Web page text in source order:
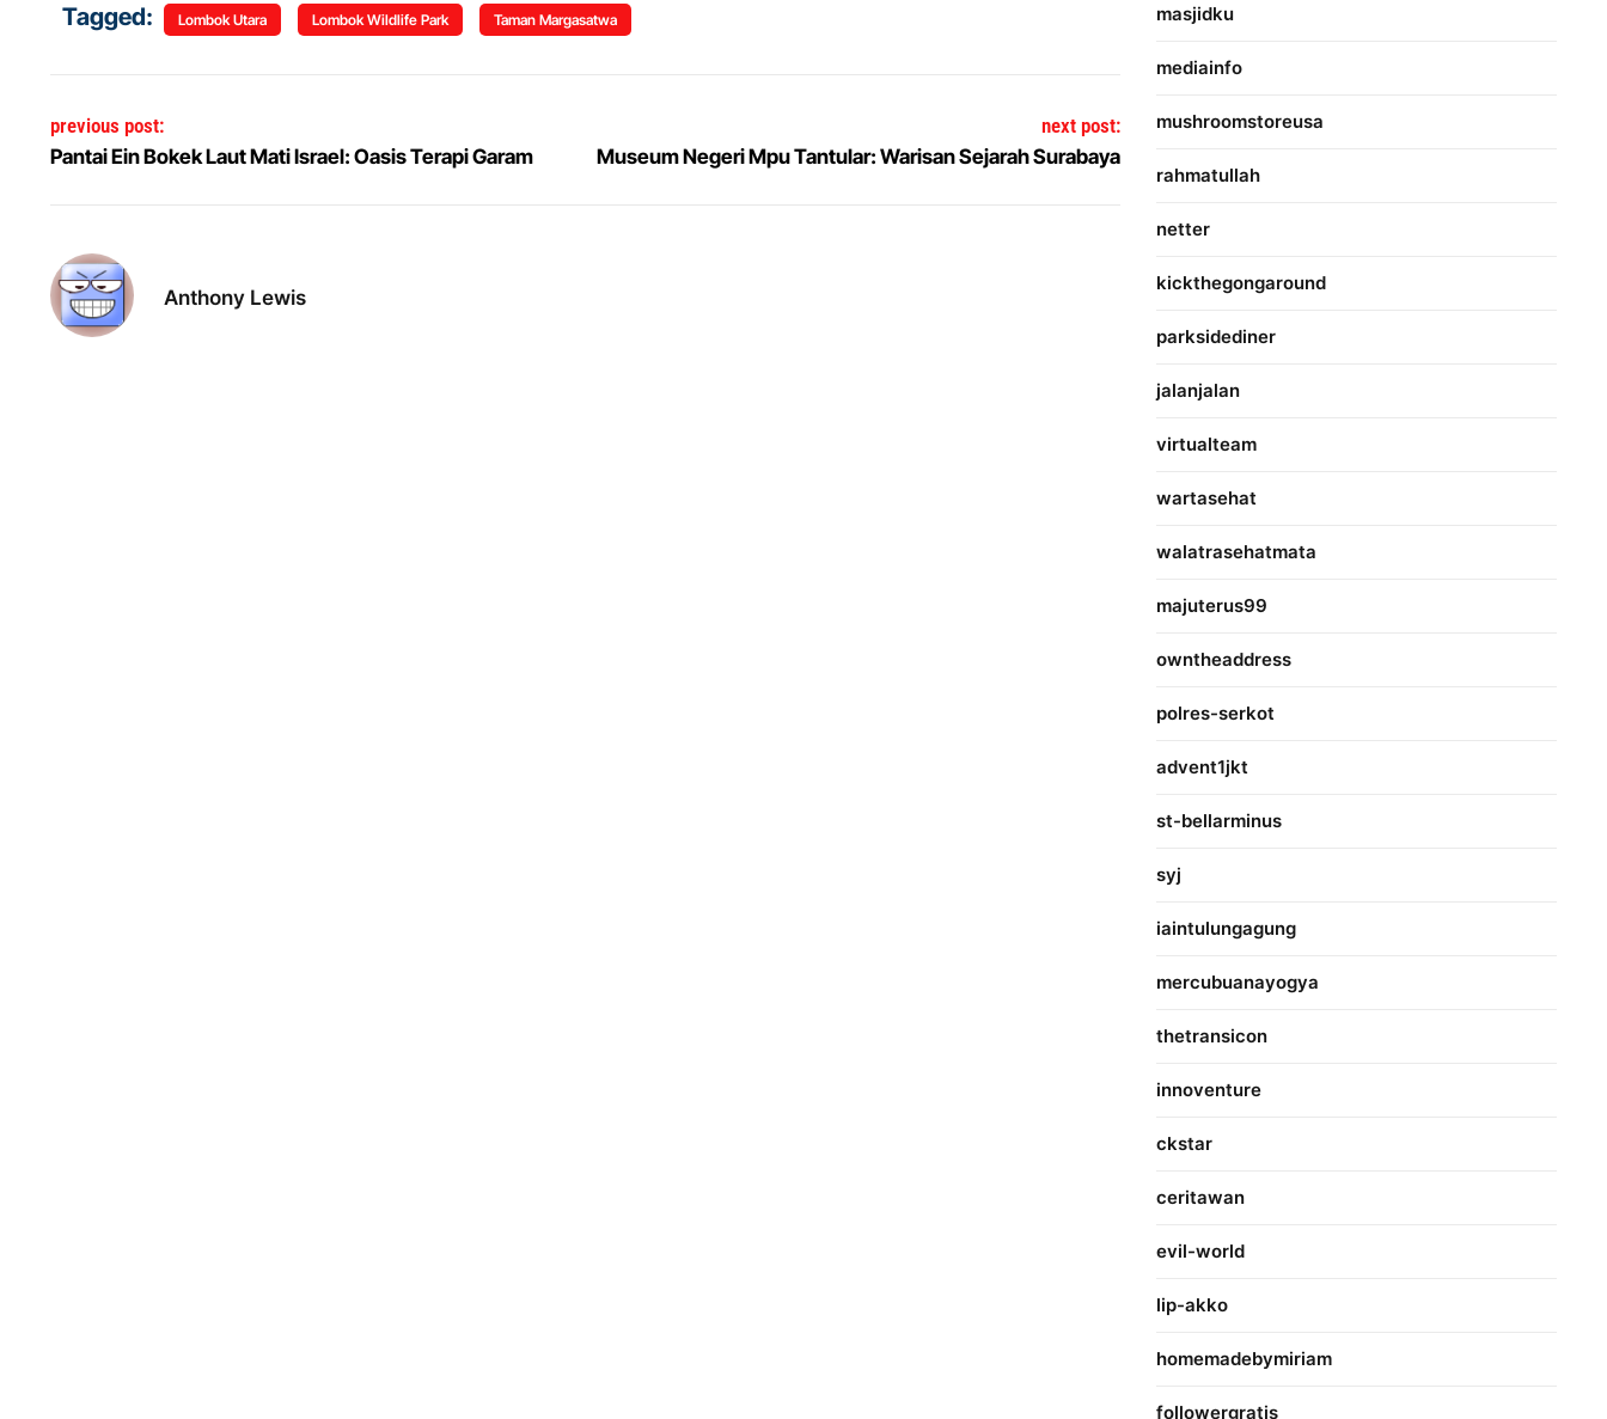
Tagged: Lombok Utara Lombok Wildlife Park Taman Margasatwa
Post navigation
previous post:
Pantai Ein Bokek Laut Mati Israel: Oasis Terapi Garam
next post:
Museum Negeri Mpu Tantular: Warisan Sejarah Surabaya
Anthony Lewis
masjidku
mediainfo
mushroomstoreusa
rahmatullah
netter
kickthegongaround
parksidediner
jalanjalan
virtualteam
wartasehat
walatrasehatmata
majuterus99
owntheaddress
polres-serkot
advent1jkt
st-bellarminus
syj
iaintulungagung
mercubuanayogya
thetransicon
innoventure
ckstar
ceritawan
evil-world
lip-akko
homemadebymiriam
followergratis